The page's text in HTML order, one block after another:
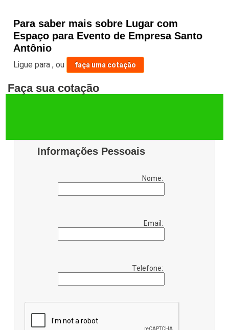
Para saber mais sobre Lugar com
Espaço para Evento de Empresa Santo
Antônio
Ligue para,ou faça uma cotação
Faça sua cotação
Informações Pessoais
Nome:
Email:
Telefone: